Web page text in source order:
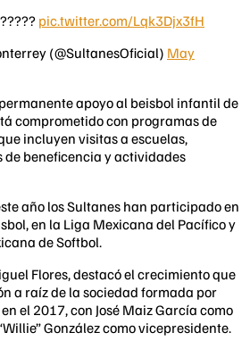
pic.twitter.com/Lqk3Djx3fH
(@SultanesOficial) May
apoyo al beisbol infantil de
comprometido con programas de
incluyen visitas a escuelas,
de beneficencia y actividades
año los Sultanes han participado en
en la Liga Mexicana del Pacífico y
de Softbol.
Flores, destacó el crecimiento que
a raíz de la sociedad formada por
el 2017, con José Maiz García como
González como vicepresidente.